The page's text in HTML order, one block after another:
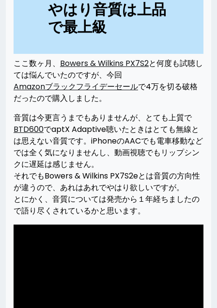
やはり音質は上品
で最上級
ここ数ヶ月、 Bowers & Wilkins PX7S2と何度も試聴し
ては悩んでいたのですが、今回
Amazonブラックフライデーセールで4万を切る破格
だったので購入しました。
音質は今更言うまでもありませんが、とても上質で
BTD600でaptX Adaptive聴いたときはとても無線と
は思えない音質です。iPhoneのAACでも電車移動など
では全く気になりませんし、動画視聴でもリップシン
クに遅延は感じません。
それでもBowers & Wilkins PX7S2eとは音質の方向性
が違うので、あれはあれでやはり欲しいですが。
とにかく、音質については発売から１年経ちましたの
で語り尽くされているかと思います。